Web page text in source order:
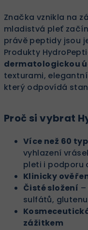
Značka vznikla na
mladistvá pleť
právě peptidy jsou
Produkty
dermatologickou
texturami,
který odpovídá
Proč si vybrat
Více než 60
vyhlazení
pleti i podporu
Klinicky
Čisté složení
sulfátů,
zážitkem